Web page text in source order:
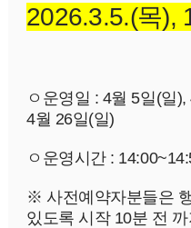
2026.3.5.(목),
ㅇ운영일 : 4월 5일(일
4월 26일(일)
ㅇ운영시간 :
※ 사전예약자분들은
있도록 시작 10분 전